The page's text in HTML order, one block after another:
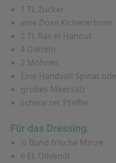
1 TL Zucker
eine Dose Kichererbsen
2 TL Ras el-Hanout
4 Datteln
2 Möhren
Eine Handvoll Spinat
grobes Meersalz
schwarzer Pfeffer
Für das Dressing:
½ Bund frische Minze
6 EL Olivenöl